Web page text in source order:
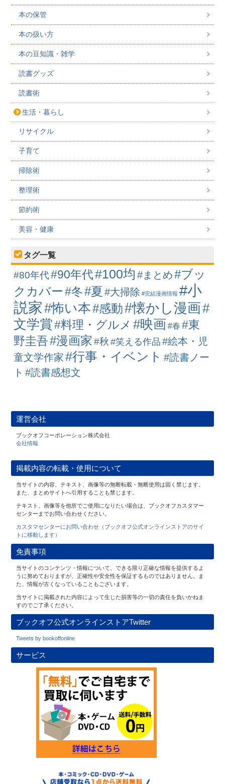
本の保管
本の扱い方
本の豆知識・雑学
読書グッズ
読書術
生活・暮らし
リサイクル
子育て
掃除術
整理術
節約術
美容・健康
タグ一覧
#80年代#90年代#100均 #まとめ #ブッ
クカバー #冬#夏 #大掃除 #完結漫画情報 #小
説家#怖い本#感動#懐かし漫画#
文学賞#料理・グルメ #映画 #春 #東
野圭吾#漫画家 #秋 #笑える作品 #絵本・児
童文学作家 #行事・イベント #読書ノー
ト #読書感想文
運営会社
ブックオフコーポレーション株式会社
会社情報
掲載内容の転載・使用について
当サイトの内容、テキスト、画像等の無断転載・無断使用は固く禁じます。
また、まとめサイトへ引用することも禁じます。
テキスト、画像等を他所でご使用になりたい場合は、ブックオフカスタマー
センターまでお問い合わせください。
カスタマセンターにお問い合わせ（ブックオフ公式オンラインストアのサイ
トに移動します）
免責事項
当サイトのコンテンツ・情報について、できる限り正確な情報を提供するよ
うに努めておりますが、正確性や安全性を保証するものではありません。ま
た、情報が古くなっていることもございます。
当サイトに掲載された内容によって生じた損害等の一切の責任を負いかねま
すのでご了承ください。
ブックオフ公式オンラインストアTwitter
Tweets by bookoffonline
サービス